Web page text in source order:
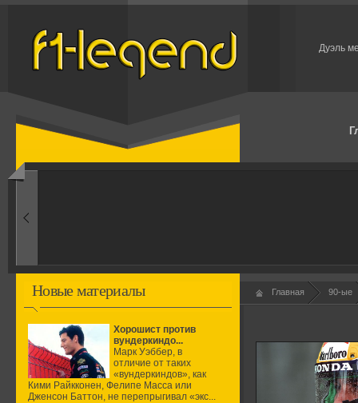
Дуэль
Новые материалы
Хорошист против
вундеркиндо...
Марк Уэббер, в
отличие от таких
«вундеркиндов», как
Кими Райкконен, Фелипе Масса или
Дженсон Баттон, не перепрыгивал «экс...
Главная 90-ые